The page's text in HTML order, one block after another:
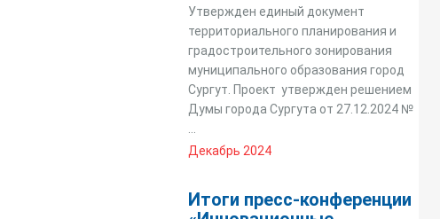
Утвержден единый документ
территориального планирования и
градостроительного зонирования
муниципального образования город
Сургут. Проект утвержден решением
Думы города Сургута от 27.12.2024 №
Декабрь 2024
Итоги пресс-конференции